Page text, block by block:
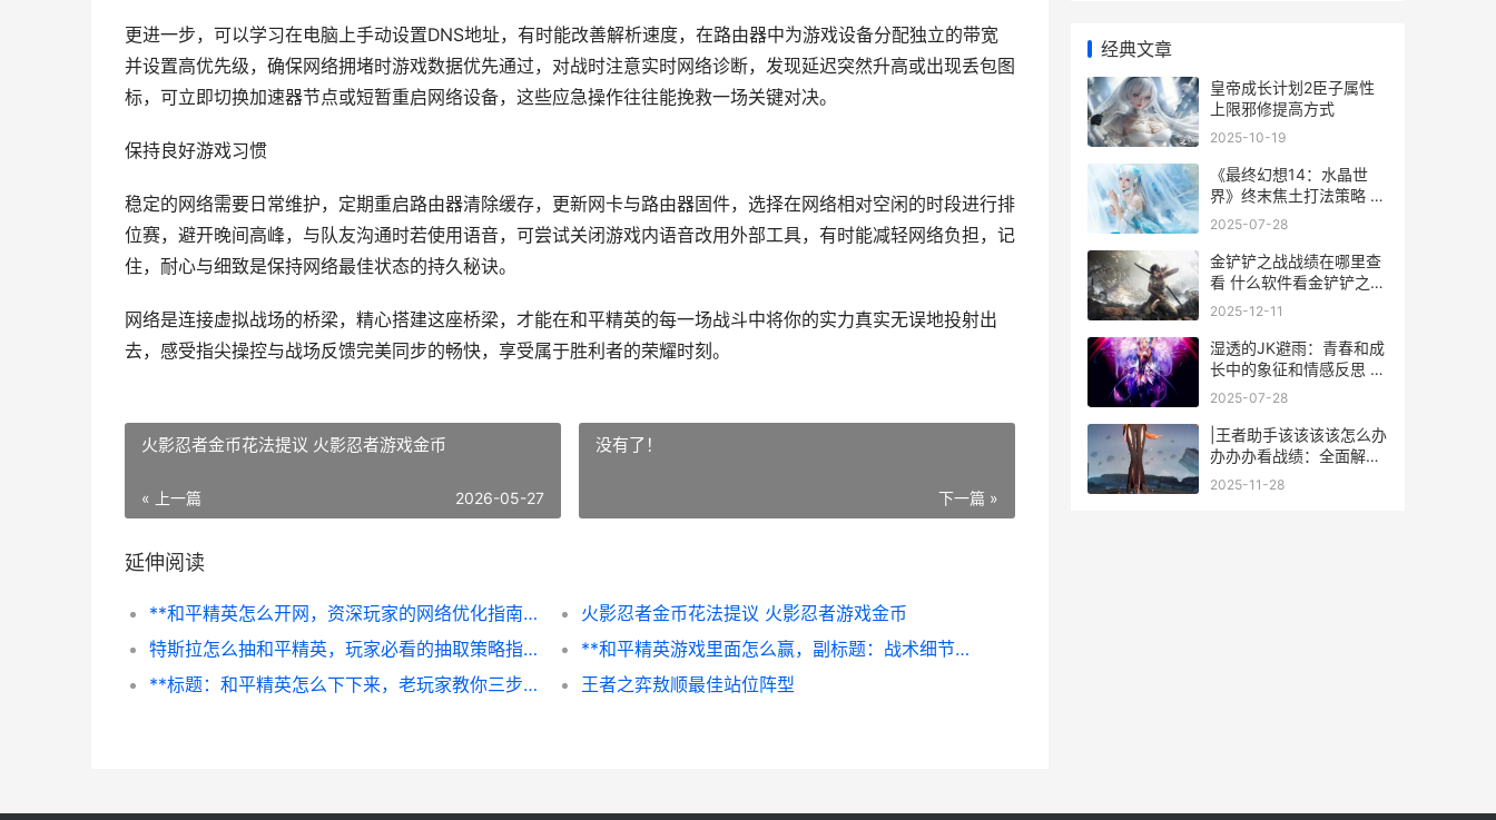
更进一步，可以学习在电脑上手动设置DNS地址，有时能改善解析速度，在路由器中为游戏设备分配独立的带宽
并设置高优先级，确保网络拥堵时游戏数据优先通过，对战时注意实时网络诊断，发现延迟突然升高或出现丢包图
标，可立即切换加速器节点或短暂重启网络设备，这些应急操作往往能挽救一场关键对决。
保持良好游戏习惯
稳定的网络需要日常维护，定期重启路由器清除缓存，更新网卡与路由器固件，选择在网络相对空闲的时段进行排
位赛，避开晚间高峰，与队友沟通时若使用语音，可尝试关闭游戏内语音改用外部工具，有时能减轻网络负担，记
住，耐心与细致是保持网络最佳状态的持久秘诀。
网络是连接虚拟战场的桥梁，精心搭建这座桥梁，才能在和平精英的每一场战斗中将你的实力真实无误地投射出
去，感受指尖操控与战场反馈完美同步的畅快，享受属于胜利者的荣耀时刻。
火影忍者金币花法提议 火影忍者游戏金币
« 上一篇 2026-05-27
没有了！
下一篇 »
延伸阅读
**和平精英怎么开网，资深玩家的网络优化指南**
火影忍者金币花法提议 火影忍者游戏金币
特斯拉怎么抽和平精英，玩家必看的抽取策略指南，副标题，揭秘载具皮肤的获取之道与实战心理博弈
**和平精英游戏里面怎么赢，副标题：战术细节与心态的双重修炼**
**标题：和平精英怎么下下来，老玩家教你三步搞定**
王者之弈敖顺最佳站位阵型
经典文章
皇帝成长计划2臣子属性
上限邪修提高方式
2025-10-19
《最终幻想14：水晶世
界》终末焦土打法策略 最
终幻想14手游
2025-07-28
金铲铲之战战绩在哪里查
看 什么软件看金铲铲之战
战绩
2025-12-11
湿透的JK避雨：青春和成
长中的象征和情感反思 湿
透的jk避雨1 2的象征意义
2025-07-28
|王者助手该该该该怎么办
办办办看战绩：全面解析
与玩法技巧|
2025-11-28